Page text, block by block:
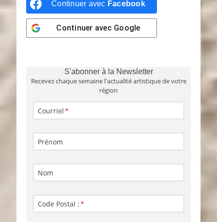
Continuer avec Facebook
Continuer avec Google
S'abonner à la Newsletter
Recevez chaque semaine l'actualité artistique de votre
région
Courriel
Prénom
Nom
Code Postal :